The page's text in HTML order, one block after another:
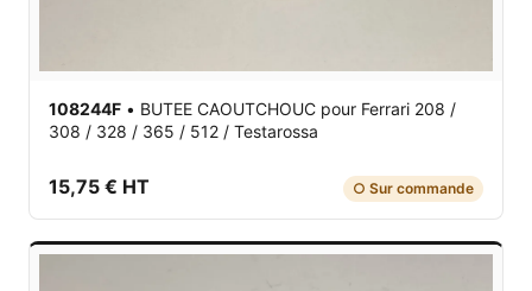
108244F • BUTEE CAOUTCHOUC pour Ferrari 208 /
308 / 328 / 365 / 512 / Testarossa
15,75 € HT ○ Sur commande